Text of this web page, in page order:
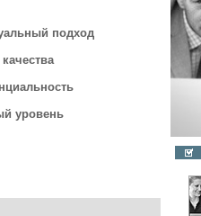
подход
уровень